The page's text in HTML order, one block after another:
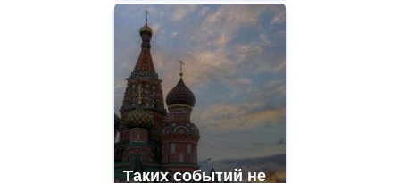
Таких событий не